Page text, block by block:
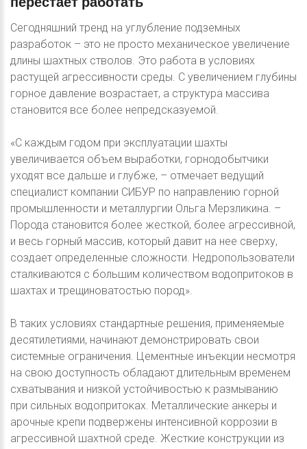
Сегодняшний тренд на углубление подземных
разработок – это не просто механическое увеличение
длины шахтных стволов. Это работа в условиях
растущей агрессивности среды. С увеличением глубины
горное давление возрастает, а структура массива
становится все более непредсказуемой.
«С каждым годом при эксплуатации шахты
увеличивается объем выработки, горнодобытчики
уходят все дальше и глубже, – отмечает ведущий
специалист компании СИБУР по направлению горной
промышленности и металлургии Ольга Мерзликина. –
Порода становится более жесткой, более агрессивной,
и весь горный массив, который давит на нее сверху,
создает определенные сложности. Недропользователи
сталкиваются с большим количеством водопритоков в
шахтах и трещиноватостью пород».
В таких условиях стандартные решения, применяемые
десятилетиями, начинают демонстрировать свои
системные ограничения. Цементные инъекции несмотря
на свою доступность обладают длительным временем
схватывания и низкой устойчивостью к размыванию
при сильных водопритоках. Металлические анкеры и
арочные крепи подвержены интенсивной коррозии в
агрессивной шахтной среде. Жесткие конструкции из